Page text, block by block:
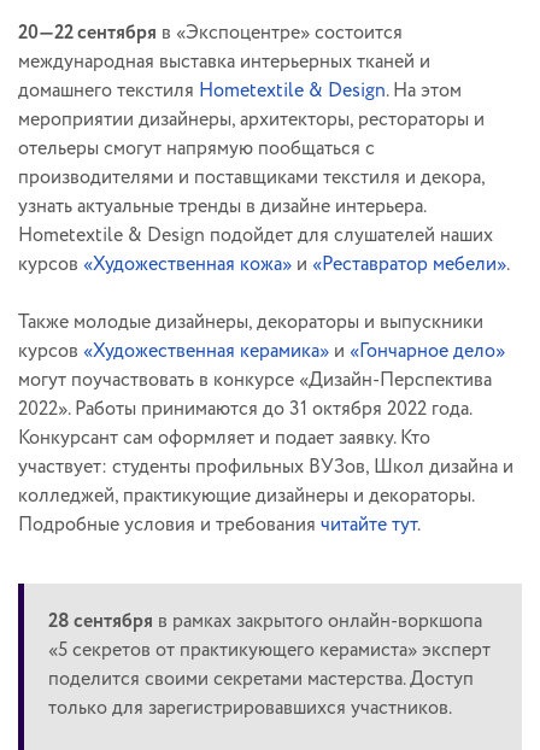
20—22 сентября в «Экспоцентре» состоится
международная выставка интерьерных тканей и
домашнего текстиля Hometextile & Design. На этом
мероприятии дизайнеры, архитекторы, рестораторы и
отельеры смогут напрямую пообщаться с
производителями и поставщиками текстиля и декора,
узнать актуальные тренды в дизайне интерьера.
Hometextile & Design подойдет для слушателей наших
курсов «Художественная кожа» и «Реставратор мебели».
Также молодые дизайнеры, декораторы и выпускники
курсов «Художественная керамика» и «Гончарное дело»
могут поучаствовать в конкурсе «Дизайн-Перспектива
2022». Работы принимаются до 31 октября 2022 года.
Конкурсант сам оформляет и подает заявку. Кто
участвует: студенты профильных ВУЗов, Школ дизайна и
колледжей, практикующие дизайнеры и декораторы.
Подробные условия и требования читайте тут.
28 сентября в рамках закрытого онлайн-воркшопа
«5 секретов от практикующего керамиста» эксперт
поделится своими секретами мастерства. Доступ
только для зарегистрировавшихся участников.